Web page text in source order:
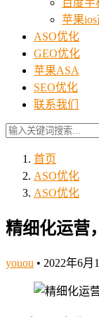
百度
苹果
ASO优化
GEO优化
苹果ASA
SEO优化
联系我们
首页
ASO优化
ASO优化
精细化运营
youou • 2022年6月